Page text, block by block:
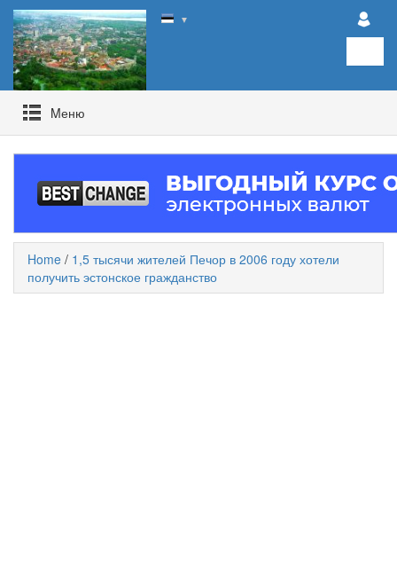
▼
Mеню
Home / 1,5 тысячи жителей Печор в 2006 году хотели
получить эстонское гражданство